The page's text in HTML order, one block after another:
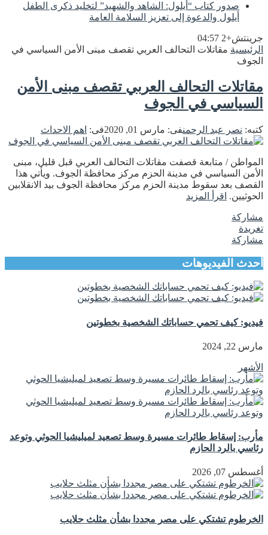
صدور كتاب “أيلول: الشاهد والشهيد” لتخليد ذكرى الطفل
أيلول والدعوة إلى تعزيز السلامة العامة
جرينتش+2 04:57
الرئيسية مقاتلات التحالف العربي تقصف مبنى الأمن السياسي في
الجوف
مقاتلات التحالف العربي تقصف مبنى الأمن
السياسي في الجوف
كتبه: نصر عبد الرحمنفى: مارس 01, 2020 فى: اهم الاحداث
المواطن / متابعة قصفت مقاتلات التحالف العربي قبل قليل، مبنى
الأمن السياسي في مدينة الحزم مركز محافظة الجوف. ويأتي هذا
القصف بعد سقوط مدينة الحزم مركز محافظة الجوف بيد الانقلابين
الحوثيين. اقرأ المزيد
مشاركة
تغريدة
مشاركة
أحدث الفيديوهات
فيديو: كيف تحمي حساباتك الشخصية بخطوتين
مارس 22, 2024
الأشهر
مأرب: إسقاط طائرات مسيرة وسط تصعيد لميليشيا الحوثي وتوعد
رئاسي بالرد الحازم
أغسطس 07, 2026
الخرطوم تشتكي على مصر مجددا بشأن مثلث حلايب